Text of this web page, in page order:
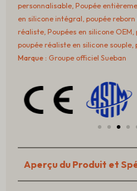
Touch
Realistic
Infant
personnalisable,Poupée
en silicone intégral,poupée
réaliste,Poupées en silicone OEM,
poupée réaliste en silicone souple,
Marque : Groupe officiel Sueban
Aperçu du Produit et